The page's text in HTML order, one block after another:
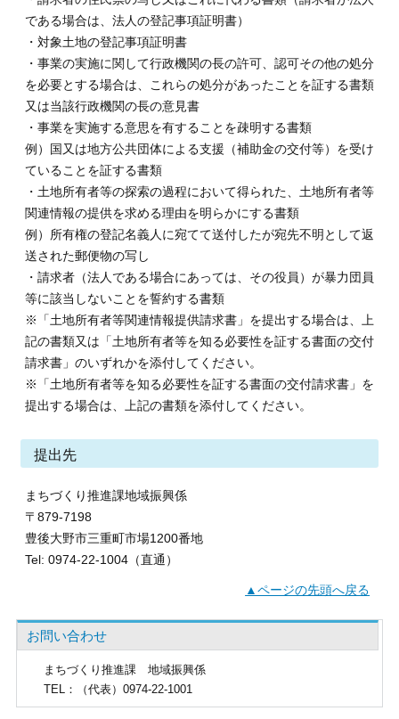
である場合は、法人の登記事項証明書）
・対象土地の登記事項証明書
・事業の実施に関して行政機関の長の許可、認可その他の処分
を必要とする場合は、これらの処分があったことを証する書類
又は当該行政機関の長の意見書
・事業を実施する意思を有することを疎明する書類
例）国又は地方公共団体による支援（補助金の交付等）を受け
ていることを証する書類
・土地所有者等の探索の過程において得られた、土地所有者等
関連情報の提供を求める理由を明らかにする書類
例）所有権の登記名義人に宛てて送付したが宛先不明として返
送された郵便物の写し
・請求者（法人である場合にあっては、その役員）が暴力団員
等に該当しないことを誓約する書類
※「土地所有者等関連情報提供請求書」を提出する場合は、上
記の書類又は「土地所有者等を知る必要性を証する書面の交付
請求書」のいずれかを添付してください。
※「土地所有者等を知る必要性を証する書面の交付請求書」を
提出する場合は、上記の書類を添付してください。
提出先
まちづくり推進課地域振興係
〒879-7198
豊後大野市三重町市場1200番地
Tel: 0974-22-1004（直通）
▲ページの先頭へ戻る
お問い合わせ
まちづくり推進課
地域振興係
TEL
：（代表）0974-22-1001